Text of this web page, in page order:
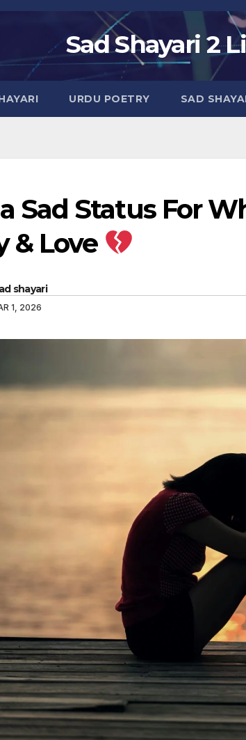
Sad Shayari 2
URDU POETRY SAD
Sad Status For
& Love
shayari
1, 2026